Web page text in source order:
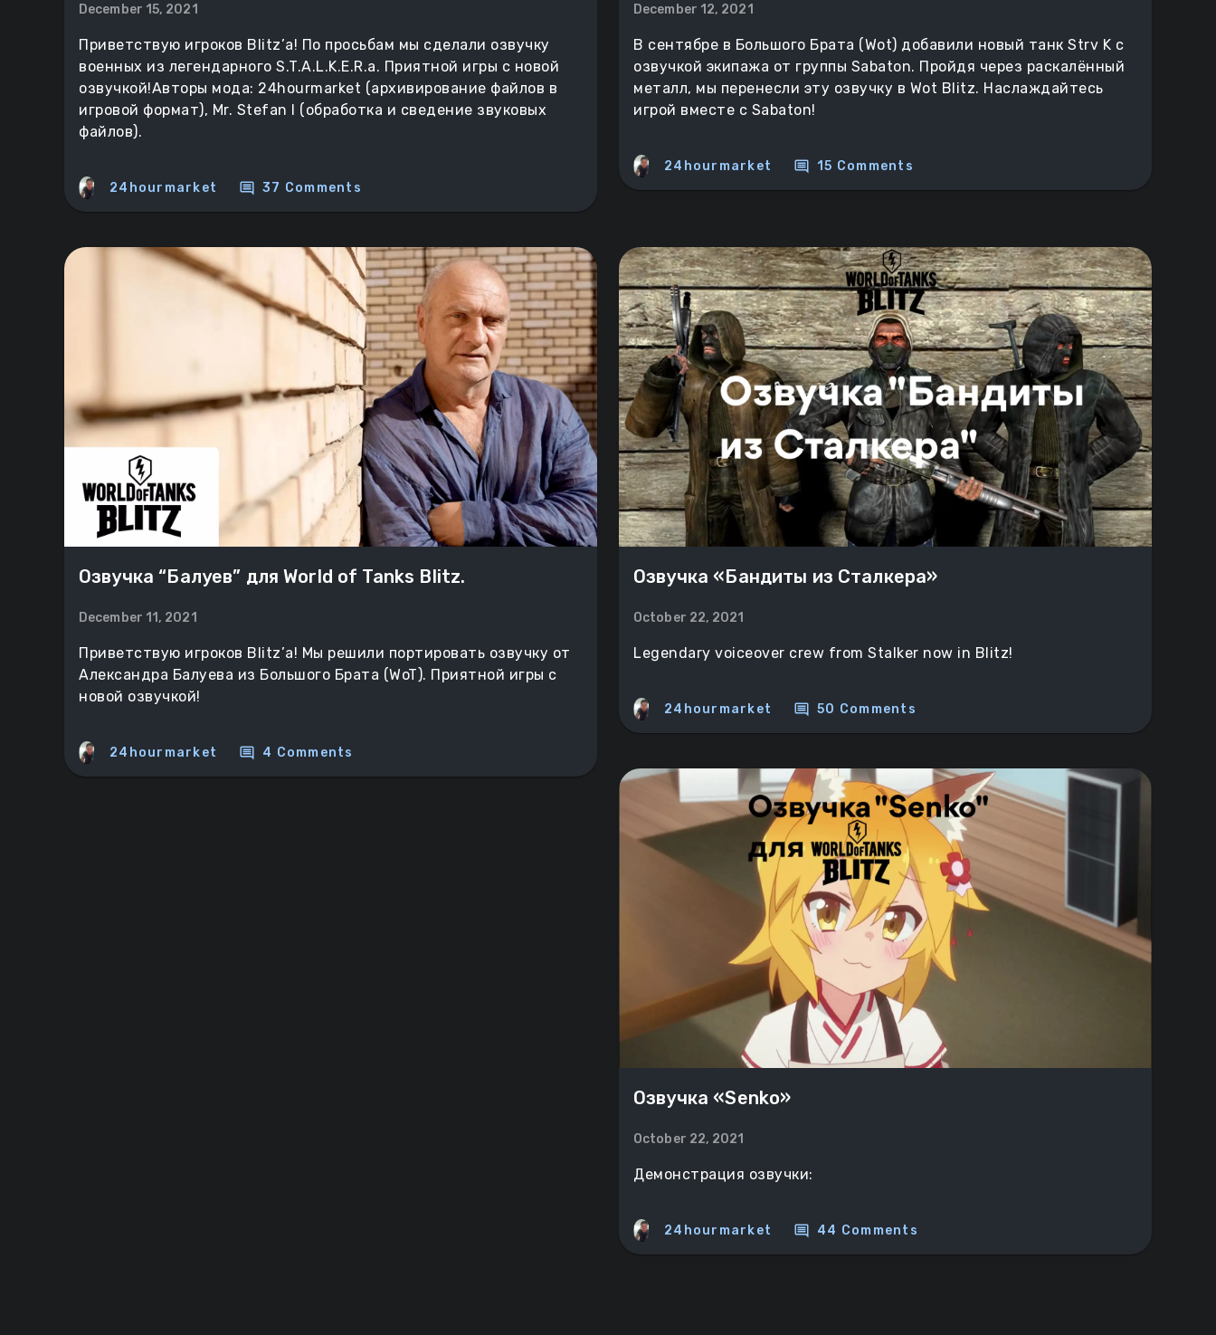
December 15, 2021
Приветствую игроков Blitz’а! По просьбам мы сделали озвучку
военных из легендарного S.T.A.L.K.E.R.a. Приятной игры с новой
озвучкой!Авторы мода: 24hourmarket (архивирование файлов в
игровой формат), Mr. Stefan I (обработка и сведение звуковых
файлов).
24hourmarket comment 37 Comments
December 12, 2021
В сентябре в Большого Брата (Wot) добавили новый танк Strv K с
озвучкой экипажа от группы Sabaton. Пройдя через раскалённый
металл, мы перенесли эту озвучку в Wot Blitz. Наслаждайтесь
игрой вместе с Sabaton!
24hourmarket comment 15 Comments
Озвучка “Балуев” для World of Tanks Blitz.
December 11, 2021
Приветствую игроков Blitz’а! Мы решили портировать озвучку от
Александра Балуева из Большого Брата (WoT). Приятной игры с
новой озвучкой!
24hourmarket comment 4 Comments
Озвучка «Бандиты из Сталкера»
October 22, 2021
Legendary voiceover crew from Stalker now in Blitz!
24hourmarket comment 50 Comments
Озвучка «Senko»
October 22, 2021
Демонстрация озвучки:
24hourmarket comment 44 Comments